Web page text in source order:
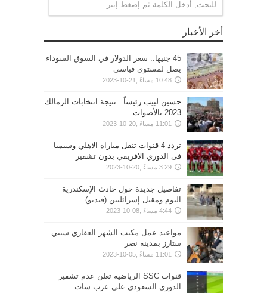
أخر الأخبار
45 جنيها.. سعر الدولار في السوق السوداء
يصل لمستوى قياسى
10:48 مساءً ,21-10-2023
حسين لبيب رئيساً.. نتيجة انتخابات الزمالك
2023 بالأصوات
11:01 مساءً ,20-10-2023
تردد 4 قنوات تنقل مباراة الاهلي وسيمبا
فى الدوري الافريقي بدون تشفير
3:29 مساءً ,20-10-2023
تفاصيل جديدة حول حادث الإسكندرية
اليوم ومقتل إسرائليين (فيديو)
4:44 مساءً ,08-10-2023
مواعيد عمل مكتب الشهر العقاري سيتي
ستارز بمدينة نصر
11:01 مساءً ,05-10-2023
قنوات SSC الرياضية تعلن عدم تشفير
الدوري السعودي علي عرب سات